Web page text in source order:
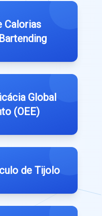
Calorias
Global
(OEE)
de Tijolo